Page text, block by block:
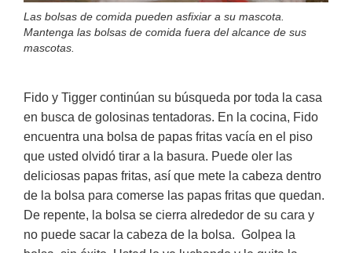
Las bolsas de comida pueden asfixiar a su mascota.
Mantenga las bolsas de comida fuera del alcance de sus
mascotas.
Fido y Tigger continúan su búsqueda por toda la casa
en busca de golosinas tentadoras. En la cocina, Fido
encuentra una bolsa de papas fritas vacía en el piso
que usted olvidó tirar a la basura. Puede oler las
deliciosas papas fritas, así que mete la cabeza dentro
de la bolsa para comerse las papas fritas que quedan.
De repente, la bolsa se cierra alrededor de su cara y
no puede sacar la cabeza de la bolsa. Golpea la